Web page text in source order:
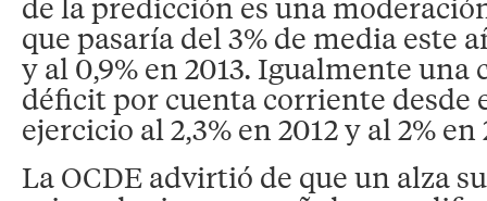
que pasaría del 3% de media este
y al 0,9% en 2013. Igualmente
déficit por cuenta corriente desde
ejercicio al 2,3% en 2012 y al 2% en
La OCDE advirtió de que un alza